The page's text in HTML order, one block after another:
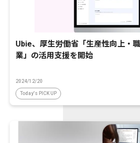
Ubie、厚生労働省「生産性向上・
業」の活用支援を開始
2024/12/20
Today's PICK UP